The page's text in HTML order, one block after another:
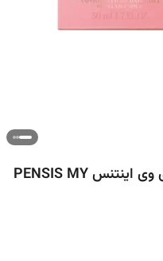
ادکلن پنسیس 100میل رایحه مای وی اینتنس PENSIS MY